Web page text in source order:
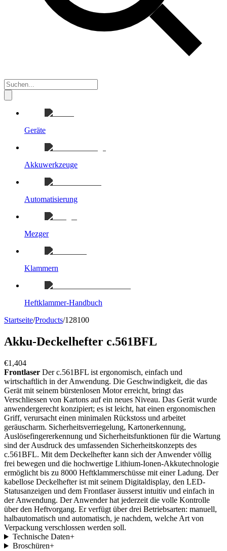
Geräte
Akkuwerkzeuge
Automatisierung
Mezger
Klammern
Heftklammer-Handbuch
Startseite/Products/128100
Akku-Deckelhefter c.561BFL
€1,404
Frontlaser Der c.561BFL ist ergonomisch, einfach und
wirtschaftlich in der Anwendung. Die Geschwindigkeit, die das
Gerät mit seinem bürstenlosen Motor erreicht, bringt das
Verschliessen von Kartons auf ein neues Niveau. Das Gerät wurde
anwendergerecht konzipiert; es ist leicht, hat einen ergonomischen
Griff, verursacht einen minimalen Rückstoss und arbeitet
geräuscharm. Sicherheitsverriegelung, Kartonerkennung,
Auslösefingererkennung und Sicherheitsfunktionen für die Wartung
sind der Ausdruck des umfassenden Sicherheitskonzepts des
c.561BFL. Mit dem Deckelhefter kann sich der Anwender völlig
frei bewegen und die hochwertige Lithium-Ionen-Akkutechnologie
ermöglicht bis zu 8000 Heftklammerschüsse mit einer Ladung. Der
kabellose Deckelhefter ist mit seinem Digitaldisplay, den LED-
Statusanzeigen und dem Frontlaser äusserst intuitiv und einfach in
der Anwendung. Der Anwender hat jederzeit die volle Kontrolle
über den Heftvorgang. Er verfügt über drei Betriebsarten: manuell,
halbautomatisch und automatisch, je nachdem, welche Art von
Verpackung verschlossen werden soll.
Technische Daten+
Broschüren+